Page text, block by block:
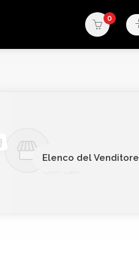
0
Elenco del Venditore